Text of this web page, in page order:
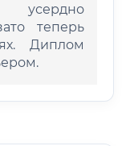
усердно
теперь
Диплом